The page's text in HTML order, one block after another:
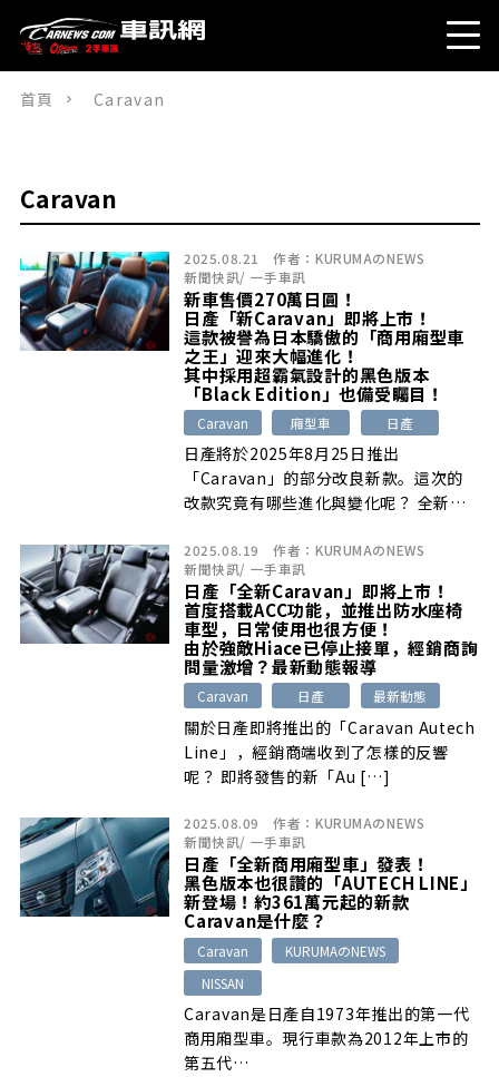
首頁 Caravan
Caravan
2025.08.21 作者： KURUMAのNEWS
新聞快訊/ 一手車訊
新車售價270萬日圓！
日產「新Caravan」即將上市！
這款被譽為日本驕傲的「商用廂型車
之王」迎來大幅進化！
其中採用超霸氣設計的黑色版本
「Black Edition」也備受矚目！
Caravan 廂型車 日產
日產將於2025年8月25日推出
「Caravan」的部分改良新款。這次的
改款究竟有哪些進化與變化呢？ 全新售
2025.08.19 作者： KURUMAのNEWS
新聞快訊/ 一手車訊
日產「全新Caravan」即將上市！
首度搭載ACC功能，並推出防水座椅
車型，日常使用也很方便！
由於強敵Hiace已停止接單，經銷商詢
問量激增？最新動態報導
Caravan 日產 最新動態
關於日產即將推出的「Caravan Autech
Line」，經銷商端收到了怎樣的反響
呢？ 即將發售的新「Au […]
2025.08.09 作者： KURUMAのNEWS
新聞快訊/ 一手車訊
日產「全新商用廂型車」發表！
黑色版本也很讚的「AUTECH LINE」
新登場！約361萬元起的新款
Caravan是什麼？
Caravan
KURUMAのNEWS
NISSAN
Caravan是日產自1973年推出的第一代
商用廂型車。現行車款為2012年上市的
第五代…